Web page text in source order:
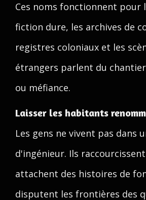
Ces noms fonctionnent pour
fiction dure, les archives de
registres coloniaux et les
étrangers parlent du
ou méfiance.
Laisser les habitants
Les gens ne vivent pas dans
d'ingénieur. Ils
attachent des histoires de
disputent les frontières des